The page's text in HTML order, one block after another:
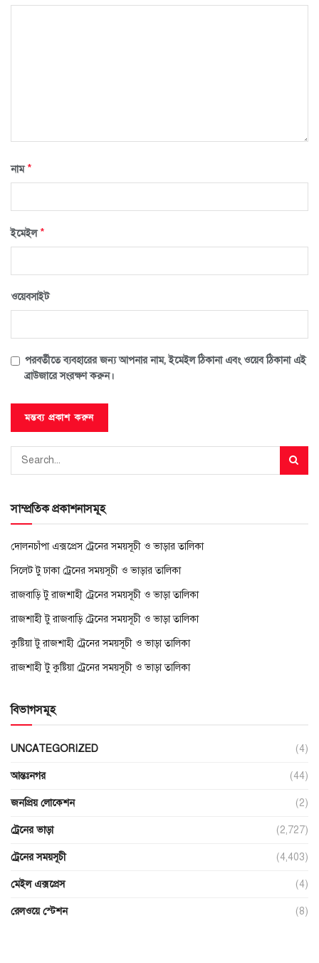
নাম*
ইমেইল*
ওয়েবসাইট
পরবর্তীতে ব্যবহারের জন্য আপনার নাম, ইমেইল ঠিকানা এবং ওয়েব ঠিকানা এই
ব্রাউজারে সংরক্ষণ করুন।
সাম্প্রতিক প্রকাশনাসমূহ
দোলনচাঁপা এক্সপ্রেস ট্রেনের সময়সূচী ও ভাড়ার তালিকা
সিলেট টু ঢাকা ট্রেনের সময়সূচী ও ভাড়ার তালিকা
রাজবাড়ি টু রাজশাহী ট্রেনের সময়সূচী ও ভাড়া তালিকা
রাজশাহী টু রাজবাড়ি ট্রেনের সময়সূচী ও ভাড়া তালিকা
কুষ্টিয়া টু রাজশাহী ট্রেনের সময়সূচী ও ভাড়া তালিকা
রাজশাহী টু কুষ্টিয়া ট্রেনের সময়সূচী ও ভাড়া তালিকা
বিভাগসমূহ
UNCATEGORIZED (4)
আন্তঃনগর (44)
জনপ্রিয় লোকেশন (2)
ট্রেনের ভাড়া (2,727)
ট্রেনের সময়সূচী (4,403)
মেইল এক্সপ্রেস (4)
রেলওয়ে স্টেশন (8)